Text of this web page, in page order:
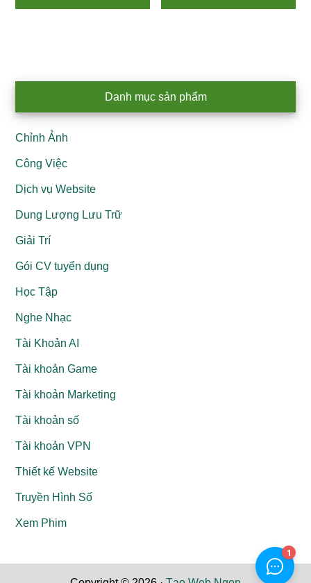
Sidebar
Danh mục sản phẩm
Chỉnh Ảnh
Công Việc
Dịch vụ Website
Dung Lượng Lưu Trữ
Giải Trí
Gói CV tuyển dụng
Học Tập
Nghe Nhạc
Tài Khoản AI
Tài khoản Game
Tài khoản Marketing
Tài khoản số
Tài khoản VPN
Thiết kế Website
Truyền Hình Số
Xem Phim